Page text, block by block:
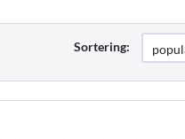
Sortering: